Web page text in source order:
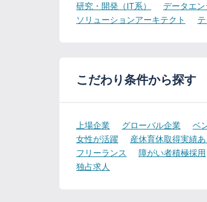
研究・開発（IT系）
データエン
ソリューションアーキテクト
こだわり条件から探す
上場企業 グローバル企業 ベ
女性が活躍
産休育休取得実績あ
フリーランス
障がい者積極採用
独占求人